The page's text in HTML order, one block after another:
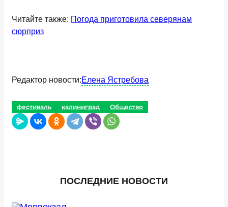
Читайте также: Погода приготовила северянам
сюрприз
Редактор новости:Елена Ястребова
фестиваль калиниград Общество
ПОСЛЕДНИЕ НОВОСТИ